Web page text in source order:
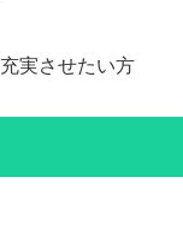
実させたい方